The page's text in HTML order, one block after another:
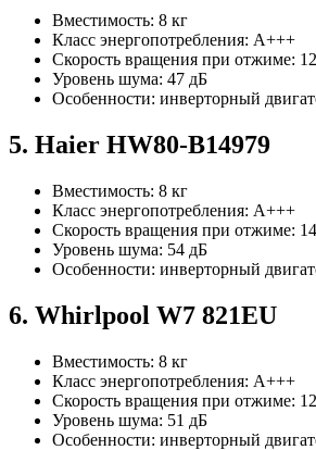
Вместимость: 8 кг
Класс энергопотребления: A+++
Скорость вращения при отжиме:
Уровень шума: 47 дБ
Особенности: инверторный
5. Haier HW80-B14979
Вместимость: 8 кг
Класс энергопотребления: A+++
Скорость вращения при отжиме:
Уровень шума: 54 дБ
Особенности: инверторный
6. Whirlpool W7 821EU
Вместимость: 8 кг
Класс энергопотребления: A+++
Скорость вращения при отжиме:
Уровень шума: 51 дБ
Особенности: инверторный